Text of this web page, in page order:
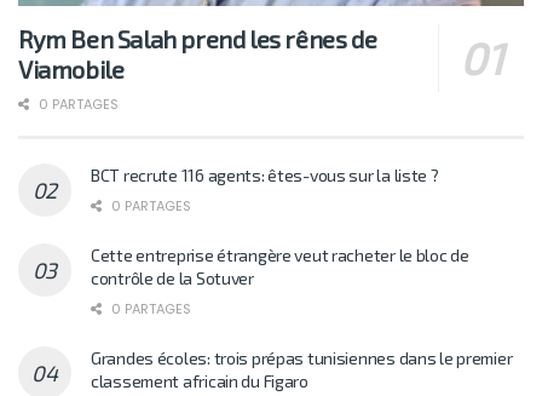
Rym Ben Salah prend les rênes de
Viamobile
0 PARTAGES
BCT recrute 116 agents: êtes-vous sur la liste ?
0 PARTAGES
Cette entreprise étrangère veut racheter le bloc de
contrôle de la Sotuver
0 PARTAGES
Grandes écoles: trois prépas tunisiennes dans le premier
classement africain du Figaro